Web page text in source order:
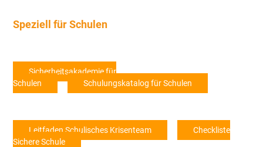
Speziell für Schulen
Sicherheitsakademie für
Schulen
Schulungskatalog für Schulen
Leitfaden Schulisches Krisenteam
Checkliste
Sichere Schule